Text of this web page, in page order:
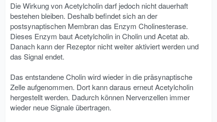
Die Wirkung von Acetylcholin darf jedoch nicht dauerhaft
bestehen bleiben. Deshalb befindet sich an der
postsynaptischen Membran das Enzym Cholinesterase.
Dieses Enzym baut Acetylcholin in Cholin und Acetat ab.
Danach kann der Rezeptor nicht weiter aktiviert werden und
das Signal endet.
Das entstandene Cholin wird wieder in die präsynaptische
Zelle aufgenommen. Dort kann daraus erneut Acetylcholin
hergestellt werden. Dadurch können Nervenzellen immer
wieder neue Signale übertragen.